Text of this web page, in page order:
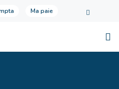
Ma paie